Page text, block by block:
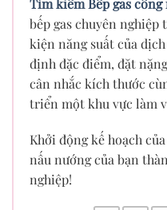
bếp gas chuyên
kiện năng suất của
định đặc điểm, đặt
cân nhắc kích thước
triển một khu vực làm
Khởi động kế hoạch
nấu nướng của bạn
nghiệp!